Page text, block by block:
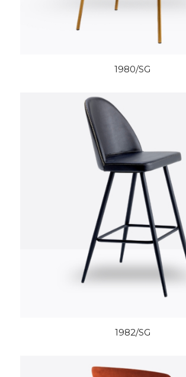
1980/SG
1982/SG